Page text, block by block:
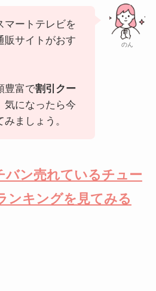
のん
マートテレビを
販サイトがおす
豊富で割引クー
気になったら今
ましょう。
バン売れているチュー
ンキングを見てみる